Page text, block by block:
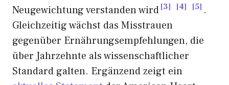
Neugewichtung verstanden wird 3 4 5 .
Gleichzeitig wächst das Misstrauen
gegenüber Ernährungsempfehlungen, die
über Jahrzehnte als wissenschaftlicher
Standard galten. Ergänzend zeigt ein